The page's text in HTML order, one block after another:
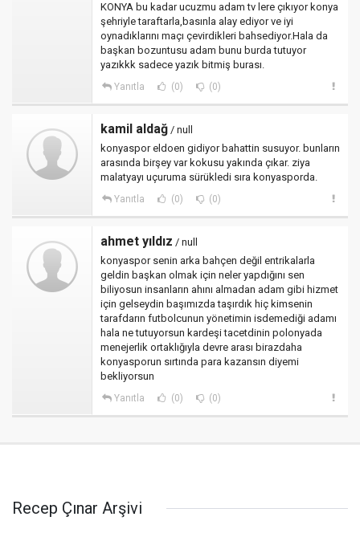
KONYA bu kadar ucuzmu adam tv lere çıkıyor konya
şehriyle taraftarla,basınla alay ediyor ve iyi
oynadıklarını maçı çevirdikleri bahsediyor.Hala da
başkan bozuntusu adam bunu burda tutuyor
yazıkkk sadece yazık bitmiş burası.
Yanıtla (0) (0)
kamil aldağ / null
konyaspor eldoen gidiyor bahattin susuyor. bunların
arasında birşey var kokusu yakında çıkar. ziya
malatyayı uçuruma sürükledi sıra konyasporda.
Yanıtla (0) (0)
ahmet yıldız / null
konyaspor senin arka bahçen değil entrikalarla
geldin başkan olmak için neler yapdığını sen
biliyosun insanların ahını almadan adam gibi hizmet
için gelseydin başımızda taşırdık hiç kimsenin
tarafdarın futbolcunun yönetimin isdemediği adamı
hala ne tutuyorsun kardeşi tacetdinin polonyada
menejerlik ortaklığıyla devre arası birazdaha
konyasporun sırtında para kazansın diyemi
bekliyorsun
Yanıtla (0) (0)
Recep Çınar Arşivi